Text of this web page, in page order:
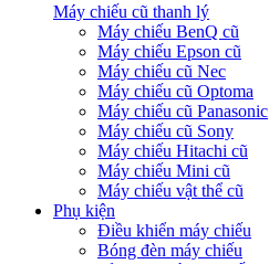
Máy chiếu cũ thanh lý
Máy chiếu BenQ cũ
Máy chiếu Epson cũ
Máy chiếu cũ Nec
Máy chiếu cũ Optoma
Máy chiếu cũ Panasonic
Máy chiếu cũ Sony
Máy chiếu Hitachi cũ
Máy chiếu Mini cũ
Máy chiếu vật thể cũ
Phụ kiện
Điều khiển máy chiếu
Bóng đèn máy chiếu